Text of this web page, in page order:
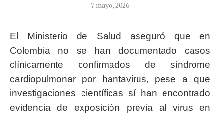
7 mayo, 2026
El Ministerio de Salud aseguró que en
Colombia no se han documentado casos
clínicamente confirmados de síndrome
cardiopulmonar por hantavirus, pese a que
investigaciones científicas sí han encontrado
evidencia de exposición previa al virus en